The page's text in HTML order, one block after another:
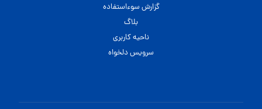
گزارش سوءاستفاده
بلاگ
ناحیه کاربری
سرویس دلخواه